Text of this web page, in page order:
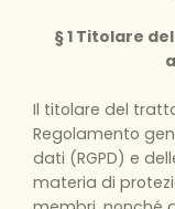
§ 1 Titolare
Il titolare del
Regolamento
dati (RGPD) e
materia di